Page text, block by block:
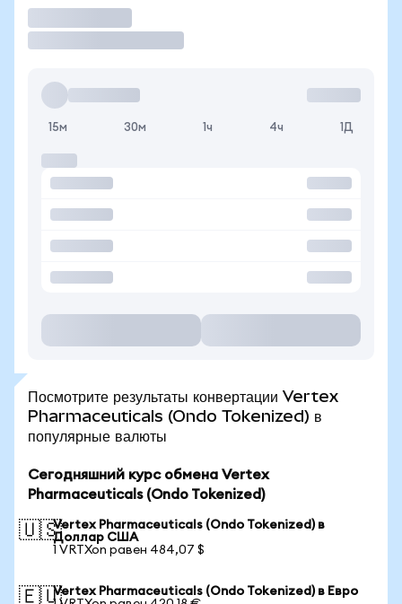
15м 30м 1ч 4ч 1Д
Посмотрите результаты конвертации Vertex
Pharmaceuticals (Ondo Tokenized) в
популярные валюты
Сегодняшний курс обмена Vertex
Pharmaceuticals (Ondo Tokenized)
🇺🇸Vertex Pharmaceuticals (Ondo Tokenized) в
Доллар США
1 VRTXon равен 484,07 $
🇪🇺Vertex Pharmaceuticals (Ondo Tokenized) в Евро